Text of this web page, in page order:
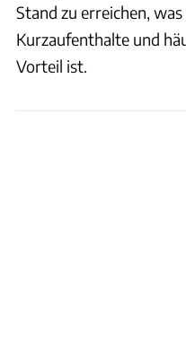
Stand zu erreichen,
Kurzaufenthalte und
Vorteil ist.